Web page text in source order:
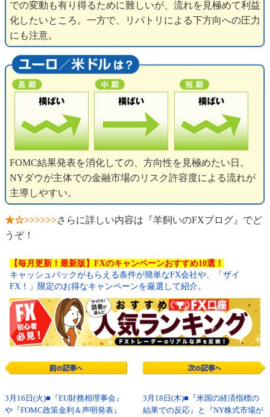
での変動も有り得るために難しいが、流れを見極めて利益
化したいところ。一方で、リパトリによる下方向への圧力
にも注意。
FOMC結果発表を消化しての、方向性を見極めたい日。
NYダウが主体での金融市場のリスク許容度による流れが
主導しやすい。
★☆>>>>>>さらに詳しい内容は『羊飼いのFXブログ』でど
うぞ！
【毎月更新！最新版】FXのキャンペーンおすすめ10選！
キャッシュバックがもらえる条件が簡単なFX会社や、「ザイ
FX！」限定のお得なキャンペーンを厳選して紹介。
3月16日(火)■『EU財務相理事会』
や『FOMC政策金利＆声明発表』
3月18日(木)■『米国の経済指標の
結果での反応』と『NY株式市場が